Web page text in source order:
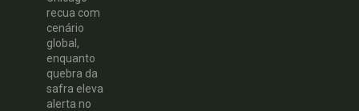
recua com
cenário
global,
enquanto
quebra da
safra eleva
alerta no